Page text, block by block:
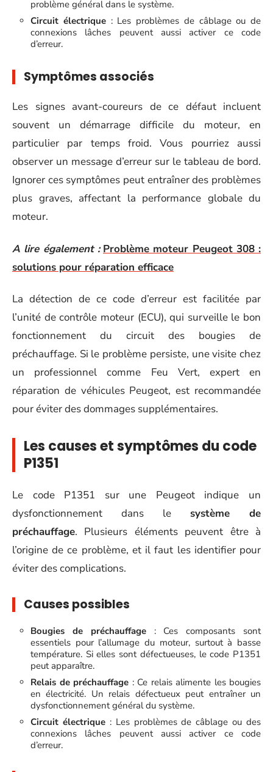
problème général dans le système.
Circuit électrique: Les problèmes de câblage ou de
connexions lâches peuvent aussi activer ce code
d’erreur.
Symptômes associés
Les signes avant-coureurs de ce défaut incluent
souvent un démarrage difficile du moteur, en
particulier par temps froid. Vous pourriez aussi
observer un message d’erreur sur le tableau de bord.
Ignorer ces symptômes peut entraîner des problèmes
plus graves, affectant la performance globale du
moteur.
A lire également : Problème moteur Peugeot 308 :
solutions pour réparation efficace
La détection de ce code d’erreur est facilitée par
l’unité de contrôle moteur (ECU), qui surveille le bon
fonctionnement du circuit des bougies de
préchauffage. Si le problème persiste, une visite chez
un professionnel comme Feu Vert, expert en
réparation de véhicules Peugeot, est recommandée
pour éviter des dommages supplémentaires.
Les causes et symptômes du code
P1351
Le code P1351 sur une Peugeot indique un
dysfonctionnement dans le système de
préchauffage. Plusieurs éléments peuvent être à
l’origine de ce problème, et il faut les identifier pour
éviter des complications.
Causes possibles
Bougies de préchauffage: Ces composants sont
essentiels pour l’allumage du moteur, surtout à basse
température. Si elles sont défectueuses, le code P1351
peut apparaître.
Relais de préchauffage : Ce relais alimente les bougies
en électricité. Un relais défectueux peut entraîner un
dysfonctionnement général du système.
Circuit électrique: Les problèmes de câblage ou des
connexions lâches peuvent aussi activer ce code
d’erreur.